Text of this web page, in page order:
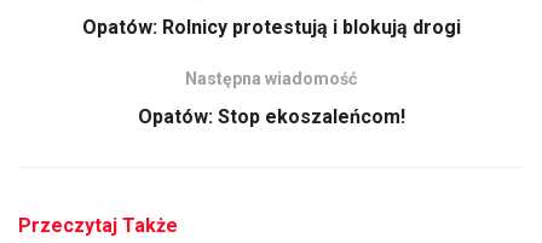
Opatów: Rolnicy protestują i blokują drogi
Następna wiadomość
Opatów: Stop ekoszaleńcom!
Przeczytaj Także